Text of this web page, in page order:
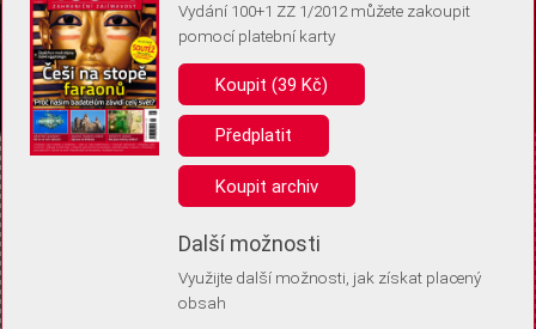
Pro základní fungování webu nepotřebujeme ukládat žádné informace
(tzv. cookies apod.). Rádi bychom vás ale požádali o souhlas s
uložením volitelných informací:
Anonymní unikátní ID
Díky němu příště poznáme, že se jedná o stejné zařízení, a
Identifikátor je zcela anonymní.
Vaše souhlasy a odmítnutí si ukládáme do vašeho zařízení, abychom se
vás už příště znovu neptali. Můžete je kdykoli později upravit ve Správě
Vydání 100+1 ZZ 1/2012 můžete zakoupit
pomocí platební karty
Koupit (39 Kč)
Předplatit
Koupit archiv
Další možnosti
Využijte další možnosti, jak získat placený
obsah